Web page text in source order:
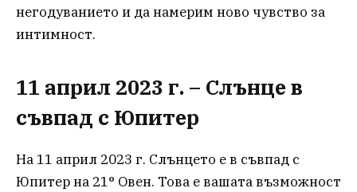
негодуванието и да намерим ново чувство за
интимност.
11 април 2023 г. – Слънце в
съвпад с Юпитер
На 11 април 2023 г. Слънцето е в съвпад с
Юпитер на 21° Овен. Това е вашата възможност